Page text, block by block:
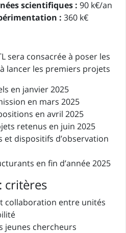
scientifiques : 90 k€/an
: 360 k€
sera consacrée à poser les
lancer les premiers projets
en janvier 2025
en mars 2025
en avril 2025
retenus en juin 2025
et dispositifs d’observation
en fin d’année 2025
critères
collaboration entre unités
jeunes chercheurs